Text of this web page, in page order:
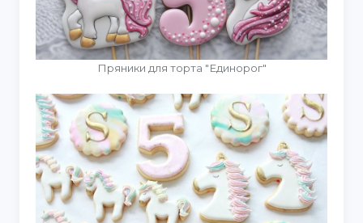
Пряники для торта "Единорог"